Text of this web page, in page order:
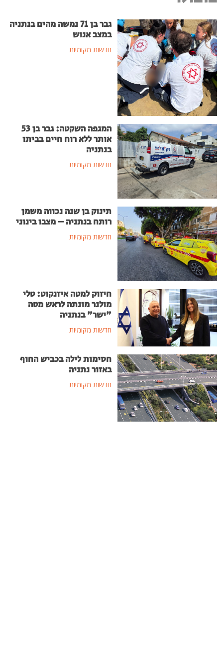
גבר בן 71 נמשה מהים בנתניה
במצב אנוש
חדשות מקומיות
המגפה השקטה: גבר בן 53
אותר ללא רוח חיים בביתו
בנתניה
חדשות מקומיות
תינוק בן שנה נכווה משמן
רותח בנתניה – מצבו בינוני
חדשות מקומיות
חיזוק למטה איזנקוט: טלי
מולנר מונתה לראש מטה
"ישר" בנתניה
חדשות מקומיות
חסימות לילה בכביש החוף
באזור נתניה
חדשות מקומיות